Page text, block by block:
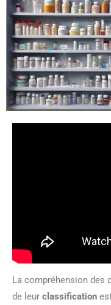
La compréhension des
de leur classification